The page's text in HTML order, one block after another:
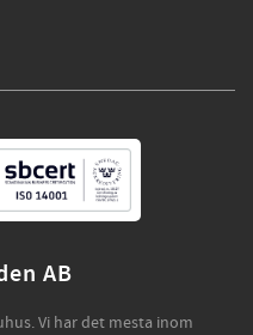
AB
Vi har det mesta inom